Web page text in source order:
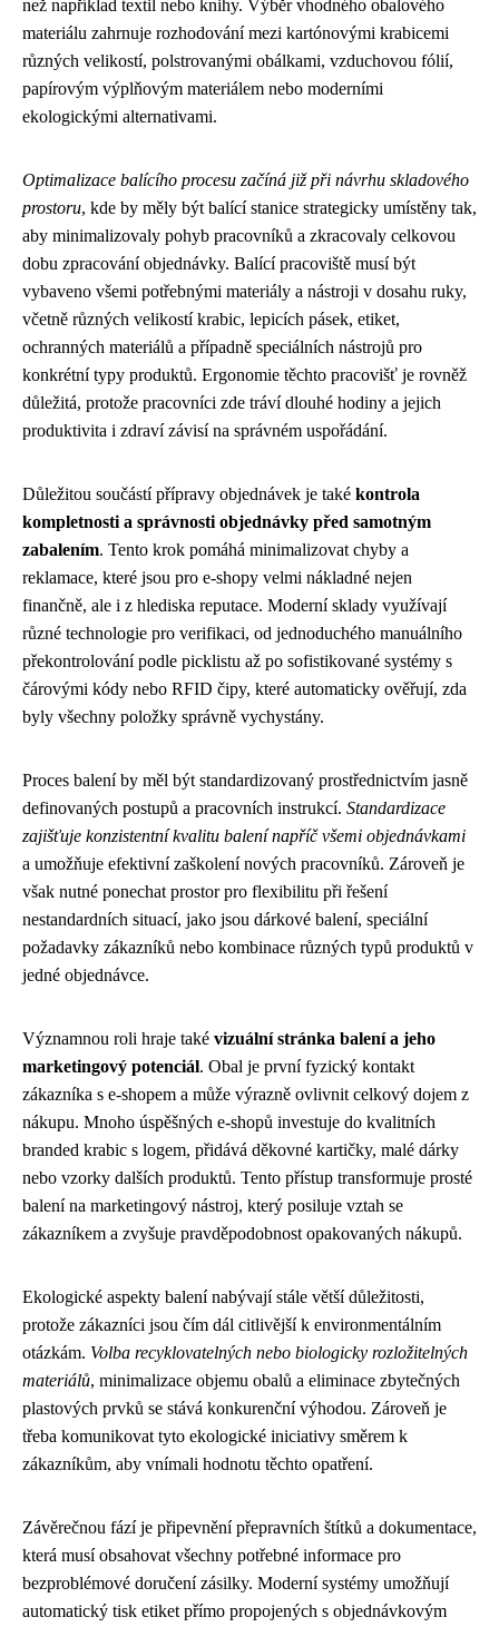
než například textil nebo knihy. Výběr vhodného obalového
materiálu zahrnuje rozhodování mezi kartónovými krabicemi
různých velikostí, polstrovanými obálkami, vzduchovou fólií,
papírovým výplňovým materiálem nebo moderními
ekologickými alternativami.
Optimalizace balícího procesu začíná již při návrhu skladového
prostoru, kde by měly být balící stanice strategicky umístěny tak,
aby minimalizovaly pohyb pracovníků a zkracovaly celkovou
dobu zpracování objednávky. Balící pracoviště musí být
vybaveno všemi potřebnými materiály a nástroji v dosahu ruky,
včetně různých velikostí krabic, lepicích pásek, etiket,
ochranných materiálů a případně speciálních nástrojů pro
konkrétní typy produktů. Ergonomie těchto pracovišť je rovněž
důležitá, protože pracovníci zde tráví dlouhé hodiny a jejich
produktivita i zdraví závisí na správném uspořádání.
Důležitou součástí přípravy objednávek je také kontrola
kompletnosti a správnosti objednávky před samotným
zabalením. Tento krok pomáhá minimalizovat chyby a
reklamace, které jsou pro e-shopy velmi nákladné nejen
finančně, ale i z hlediska reputace. Moderní sklady využívají
různé technologie pro verifikaci, od jednoduchého manuálního
překontrolování podle picklistu až po sofistikované systémy s
čárovými kódy nebo RFID čipy, které automaticky ověřují, zda
byly všechny položky správně vychystány.
Proces balení by měl být standardizovaný prostřednictvím jasně
definovaných postupů a pracovních instrukcí. Standardizace
zajišťuje konzistentní kvalitu balení napříč všemi objednávkami
a umožňuje efektivní zaškolení nových pracovníků. Zároveň je
však nutné ponechat prostor pro flexibilitu při řešení
nestandardních situací, jako jsou dárkové balení, speciální
požadavky zákazníků nebo kombinace různých typů produktů v
jedné objednávce.
Významnou roli hraje také vizuální stránka balení a jeho
marketingový potenciál. Obal je první fyzický kontakt
zákazníka s e-shopem a může výrazně ovlivnit celkový dojem z
nákupu. Mnoho úspěšných e-shopů investuje do kvalitních
branded krabic s logem, přidává děkovné kartičky, malé dárky
nebo vzorky dalších produktů. Tento přístup transformuje prosté
balení na marketingový nástroj, který posiluje vztah se
zákazníkem a zvyšuje pravděpodobnost opakovaných nákupů.
Ekologické aspekty balení nabývají stále větší důležitosti,
protože zákazníci jsou čím dál citlivější k environmentálním
otázkám. Volba recyklovatelných nebo biologicky rozložitelných
materiálů, minimalizace objemu obalů a eliminace zbytečných
plastových prvků se stává konkurenční výhodou. Zároveň je
třeba komunikovat tyto ekologické iniciativy směrem k
zákazníkům, aby vnímali hodnotu těchto opatření.
Závěrečnou fází je připevnění přepravních štítků a dokumentace,
která musí obsahovat všechny potřebné informace pro
bezproblémové doručení zásilky. Moderní systémy umožňují
automatický tisk etiket přímo propojených s objednávkovým